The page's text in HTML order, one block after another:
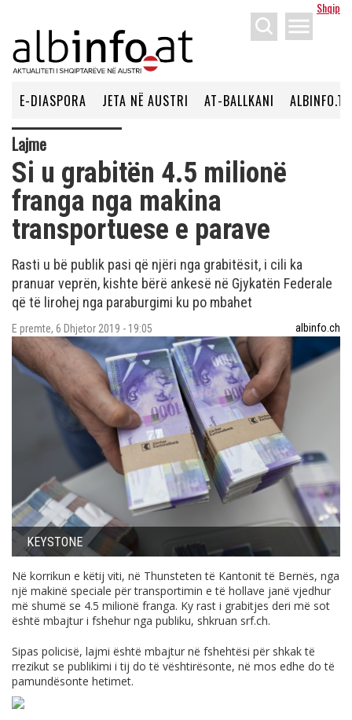
Shqip
menu
E-DIASPORA JETA NË AUSTRI AT-BALLKANI ALBINFO.TV
Lajme
Si u grabitën 4.5 milionë
franga nga makina
transportuese e parave
Rasti u bë publik pasi që njëri nga grabitësit, i cili ka
pranuar veprën, kishte bërë ankesë në Gjykatën Federale
që të lirohej nga paraburgimi ku po mbahet
E premte, 6 Dhjetor 2019 - 19:05 albinfo.ch
KEYSTONE
Në korrikun e këtij viti, në Thunsteten të Kantonit të Bernës, nga
një makinë speciale për transportimin e të hollave janë vjedhur
më shumë se 4.5 milionë franga. Ky rast i grabitjes deri më sot
është mbajtur i fshehur nga publiku, shkruan srf.ch.
Sipas policisë, lajmi është mbajtur në fshehtësi për shkak të
rrezikut se publikimi i tij do të vështirësonte, në mos edhe do të
pamundësonte hetimet.